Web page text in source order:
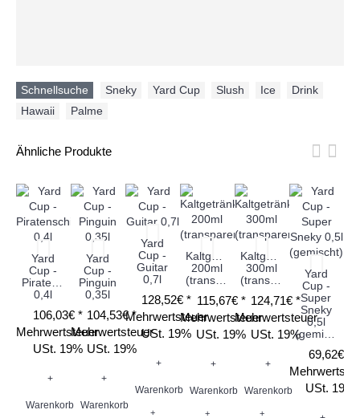
Schnellsuche Sneky Yard Cup Slush Ice Drink
Hawaii
Palme
Ähnliche Produkte
Yard
Cup -
Piratenschiff
0,4l
106,03€ *
Mehrwertsteuer
USt. 19%
+
Warenkorb
Yard
Cup -
Pinguin
0,35l
104,53€ *
Mehrwertsteuer
USt. 19%
+
Warenkorb
Yard
Cup -
Guitar
0,7l
128,52€ *
Mehrwertsteuer
USt. 19%
+
Warenkorb
+
Kaltgetränkebecher
200ml
(transparent)
115,67€ *
Mehrwertsteuer
USt. 19%
+
Warenkorb
+
Kaltgetränkebecher
300ml
(transparent)
124,71€ *
Mehrwertsteuer
USt. 19%
+
Warenkorb
+
Yard
Cup -
Super
Sneky
0,5l
(gemischt)
69,62€ *
USt. 19%